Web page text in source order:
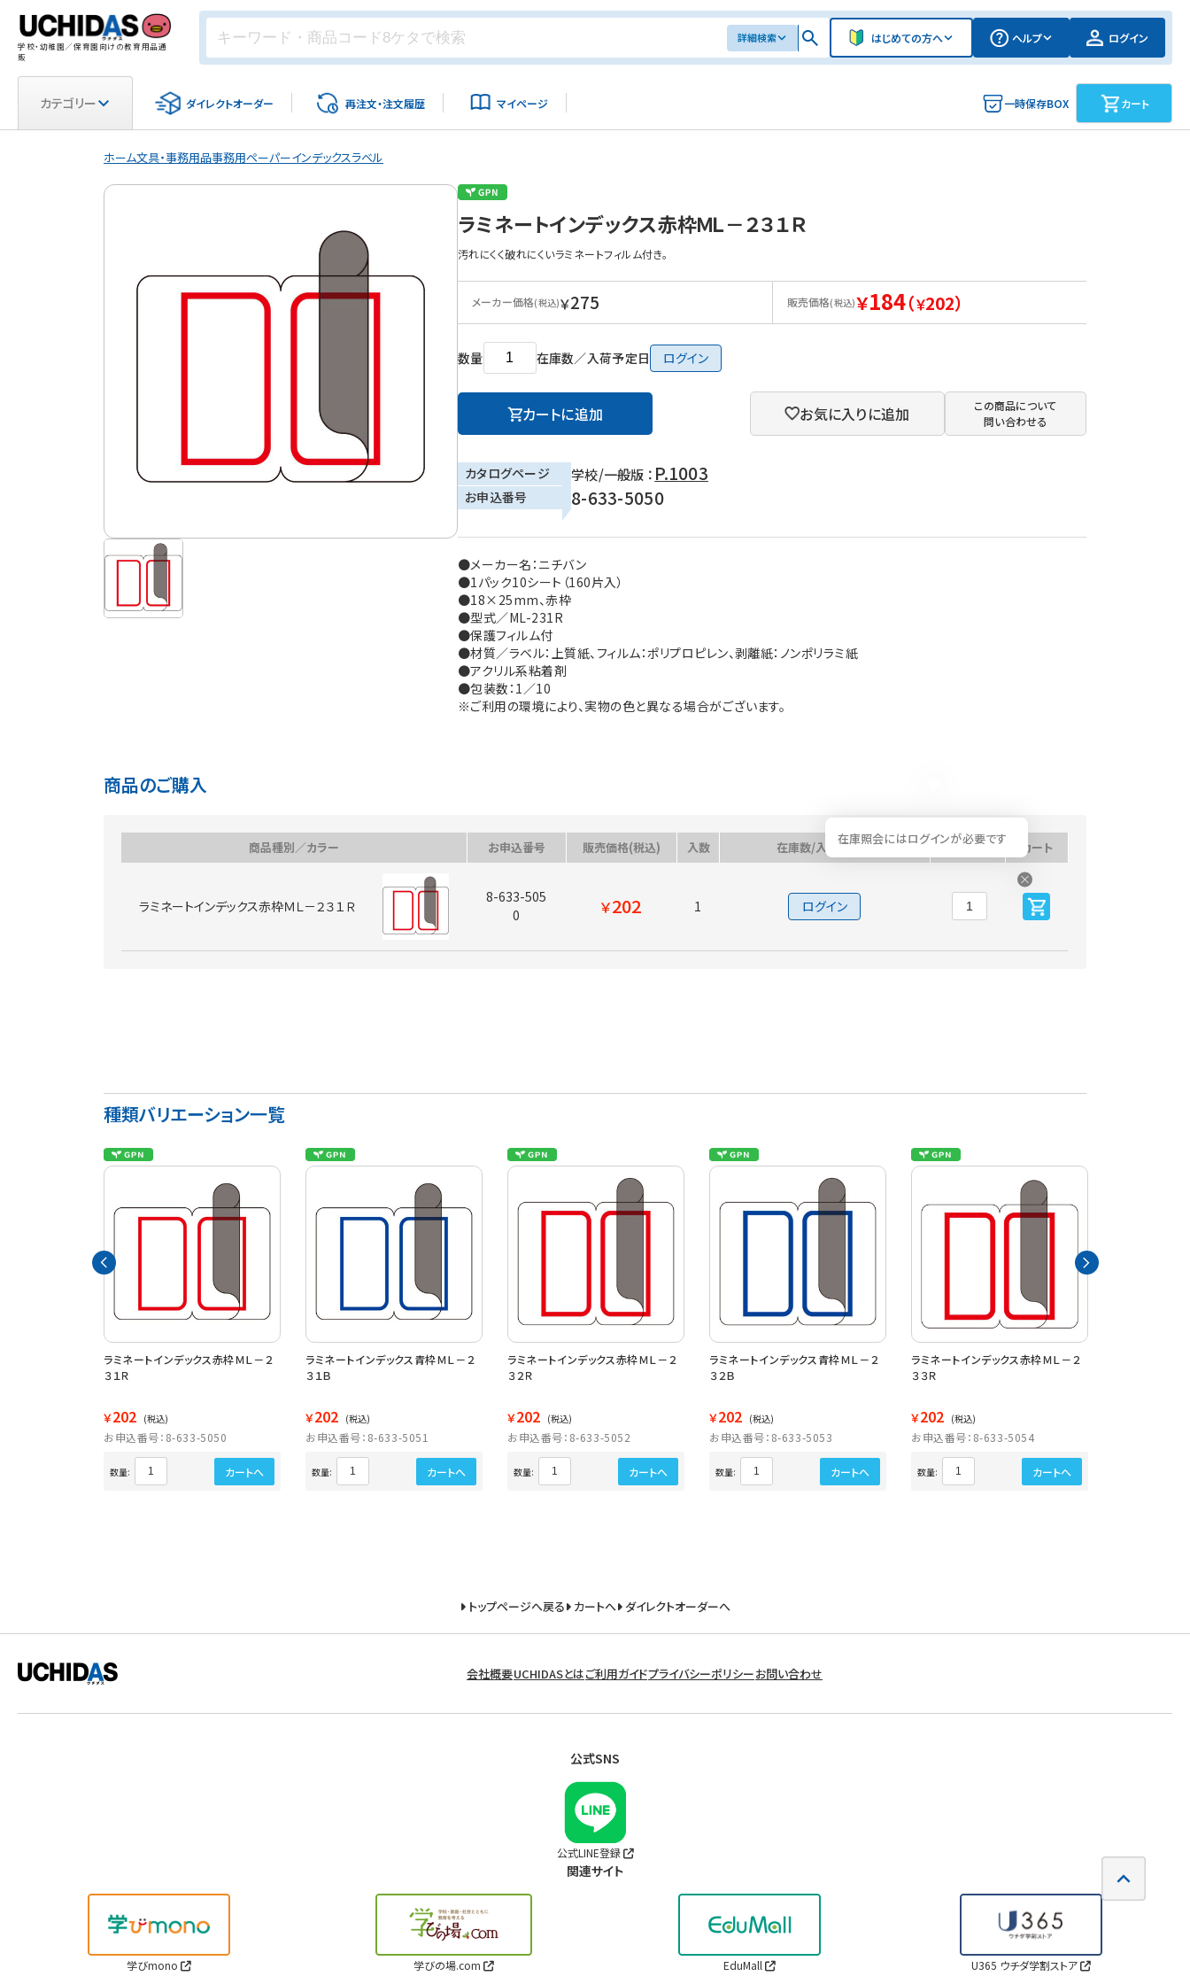
学校・幼稚園／保育園向けの教育用品通
販
詳細検索 はじめての方へ ヘルプ ログイン
カテゴリー ダイレクトオーダー 再注文・注文履歴 マイページ 一時保存BOX カート
ホーム文具・事務用品事務用ペーパーインデックスラベル
ラミネートインデックス赤枠ＭＬ－２３１Ｒ
汚れにくく破れにくいラミネートフィルム付き。
メーカー価格(税込)￥275 販売価格(税込)￥184（￥202）
数量 在庫数／入荷予定日 ログイン
カートに追加 お気に入りに追加
この商品について
問い合わせる
カタログページ 学校/一般版 ： P.1003
お申込番号 8-633-5050
●メーカー名：ニチバン
●1パック10シート（160片入）
●18×25mm、赤枠
●型式／ML-231R
●保護フィルム付
●材質／ラベル：上質紙、フィルム：ポリプロピレン、剥離紙：ノンポリラミ紙
●アクリル系粘着剤
●包装数：1／10
※ご利用の環境により、実物の色と異なる場合がございます。
商品のご購入
商品種別／カラー お申込番号 販売価格(税込) 入数 在庫数/入荷予定日
在庫照会にはログインが必要です
数量 カート
ラミネートインデックス赤枠ＭＬ－２３１Ｒ
8-633-505
0
￥202 1 ログイン
種類バリエーション一覧
ラミネートインデックス赤枠ＭＬ－２
３１Ｒ
￥202 (税込)
お申込番号：8-633-5050
数量: カートへ
ラミネートインデックス青枠ＭＬ－２
３１Ｂ
￥202 (税込)
お申込番号：8-633-5051
数量: カートへ
ラミネートインデックス赤枠ＭＬ－２
３２Ｒ
￥202 (税込)
お申込番号：8-633-5052
数量: カートへ
ラミネートインデックス青枠ＭＬ－２
３２Ｂ
￥202 (税込)
お申込番号：8-633-5053
数量: カートへ
ラミネートインデックス赤枠ＭＬ－２
３３Ｒ
￥202 (税込)
お申込番号：8-633-5054
数量: カートへ
トップページへ戻る カートへ ダイレクトオーダーへ
会社概要UCHIDASとはご利用ガイドプライバシーポリシーお問い合わせ
公式SNS
公式LINE登録
関連サイト
学びmono 学びの場.com EduMall U365 ウチダ学割ストア